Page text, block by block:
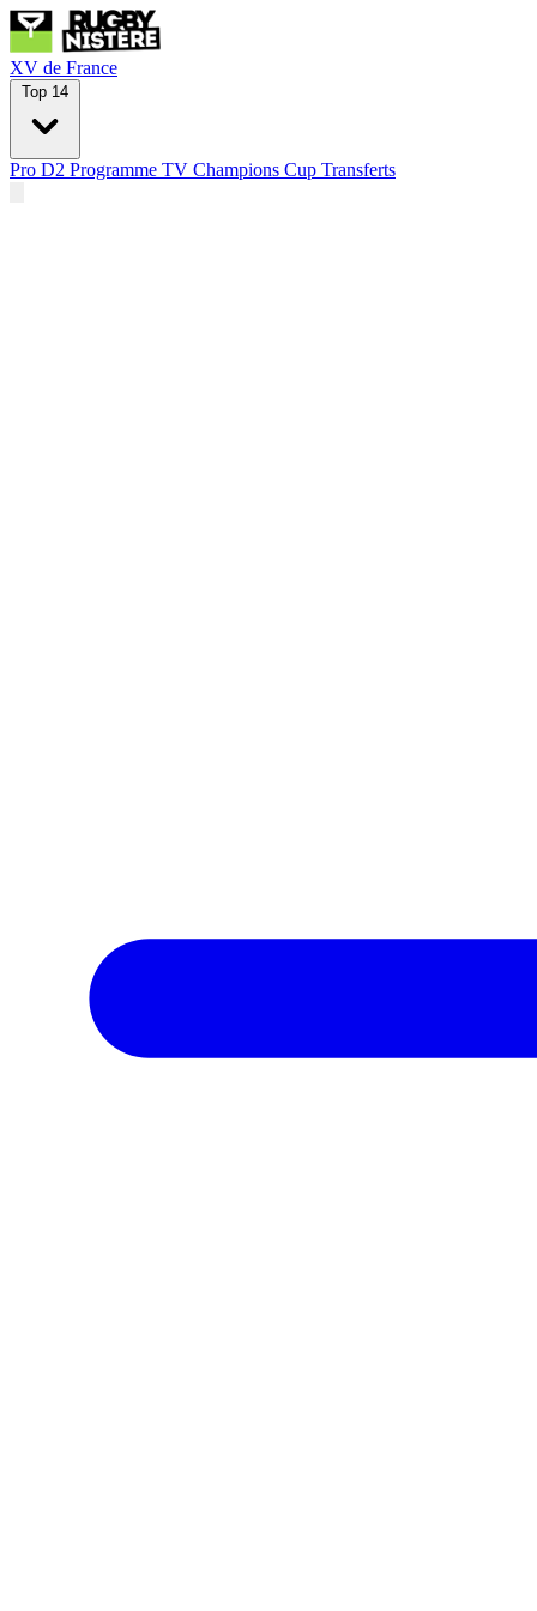
XV de France
Top 14
Pro D2 Programme TV Champions Cup Transferts